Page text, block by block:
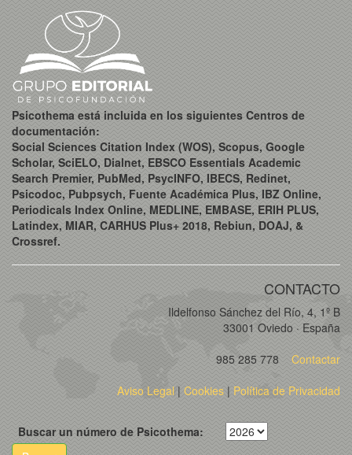
Psicothema está incluida en los siguientes Centros de
documentación:
Social Sciences Citation Index (WOS), Scopus, Google
Scholar, SciELO, Dialnet, EBSCO Essentials Academic
Search Premier, PubMed, PsycINFO, IBECS, Redinet,
Psicodoc, Pubpsych, Fuente Académica Plus, IBZ Online,
Periodicals Index Online, MEDLINE, EMBASE, ERIH PLUS,
Latindex, MIAR, CARHUS Plus+ 2018, Rebiun, DOAJ, &
Crossref.
CONTACTO
Ildelfonso Sánchez del Río, 4, 1º B
33001 Oviedo · España
985 285 778
Contactar
Aviso Legal| Cookies | Política de Privacidad
Buscar un número de Psicothema: